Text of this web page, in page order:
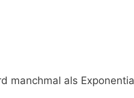
manchmal als